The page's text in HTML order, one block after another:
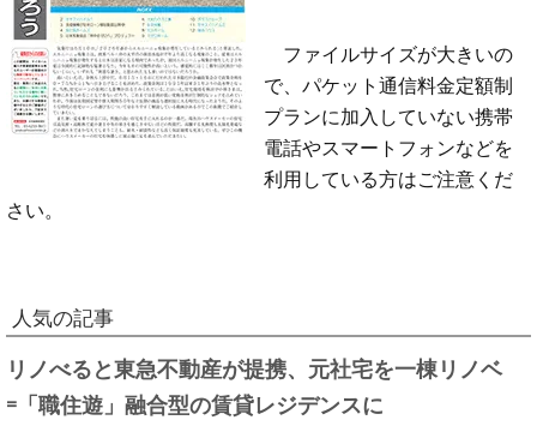
ファイルサイズが大きいの
で、パケット通信料金定額制
プランに加入していない携帯
電話やスマートフォンなどを
利用している方はご注意くだ
さい。
人気の記事
リノべると東急不動産が提携、元社宅を一棟リノベ
=「職住遊」融合型の賃貸レジデンスに